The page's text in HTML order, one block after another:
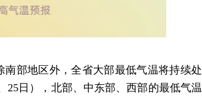
部地区外，全省大部最低气温将持续处
日），北部、中东部、西部的最低气温